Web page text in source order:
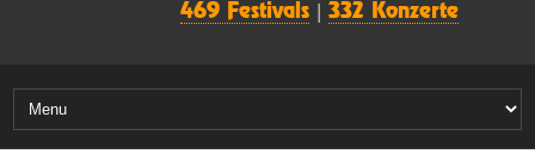
469 Festivals |332 Konzerte